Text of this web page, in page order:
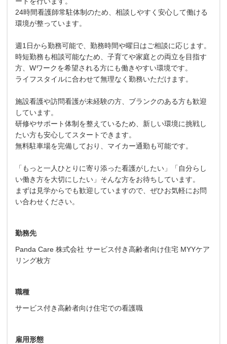
24時間看護師常駐体制のため、相談しやすく安心して働ける
環境が整っています。
週1日から勤務可能で、勤務時間や曜日はご相談に応じます。
時短勤務も相談可能なため、子育てや家庭との両立を目指す
方、Wワークを希望される方にも働きやすい環境です。
ライフスタイルに合わせて無理なく勤務いただけます。
施設看護や訪問看護が未経験の方、ブランクのある方も歓迎
しています。
研修やサポート体制を整えているため、新しい環境に挑戦し
たい方も安心してスタートできます。
無料駐車場を完備しており、マイカー通勤も可能です。
「もっと一人ひとりに寄り添った看護がしたい」「自分らし
い働き方を大切にしたい」そんな方をお待ちしています。
まずは見学からでも歓迎していますので、ぜひお気軽にお問
い合わせください。
勤務先
Panda Care 株式会社 サービス付き高齢者向け住宅 MYYケア
リング枚方
職種
サービス付き高齢者向け住宅での看護職
雇用形態